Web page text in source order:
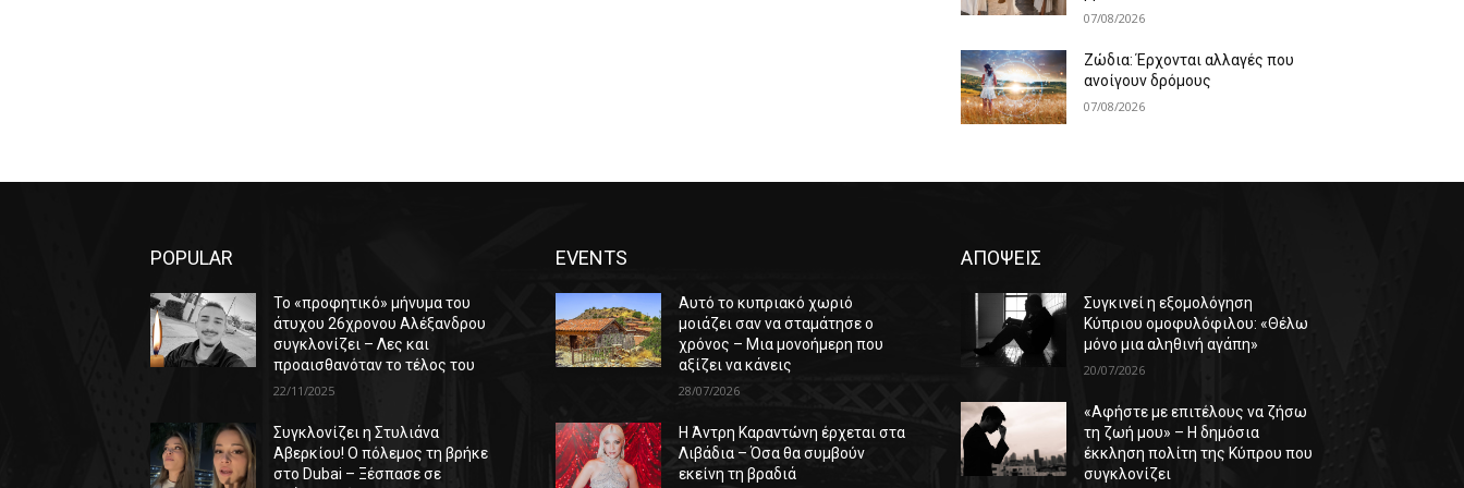
07/08/2026
Ζώδια: Έρχονται αλλαγές που
ανοίγουν δρόμους
07/08/2026
POPULAR
Το «προφητικό» μήνυμα του
άτυχου 26χρονου Αλέξανδρου
συγκλονίζει – Λες και
προαισθανόταν το τέλος του
22/11/2025
Συγκλονίζει η Στυλιάνα
Αβερκίου! Ο πόλεμος τη βρήκε
στο Dubai – Ξέσπασε σε
EVENTS
Αυτό το κυπριακό χωριό
μοιάζει σαν να σταμάτησε ο
χρόνος – Μια μονοήμερη που
αξίζει να κάνεις
28/07/2026
Η Άντρη Καραντώνη έρχεται στα
Λιβάδια – Όσα θα συμβούν
εκείνη τη βραδιά
ΑΠΟΨΕΙΣ
Συγκινεί η εξομολόγηση
Κύπριου ομοφυλόφιλου: «Θέλω
μόνο μια αληθινή αγάπη»
20/07/2026
«Αφήστε με επιτέλους να ζήσω
τη ζωή μου» – Η δημόσια
έκκληση πολίτη της Κύπρου που
συγκλονίζει